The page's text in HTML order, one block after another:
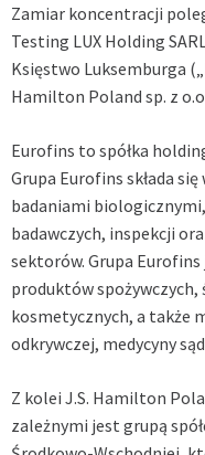
Zamiar koncentracji
Testing LUX Holding
Księstwo Luksemburga
Hamilton Poland sp. z
Eurofins to spółka
Grupa Eurofins składa
badaniami
badawczych, inspekcji
sektorów. Grupa
produktów
kosmetycznych, a także
odkrywczej, medycyny
Z kolei J.S. Hamilton
zależnymi jest grupą